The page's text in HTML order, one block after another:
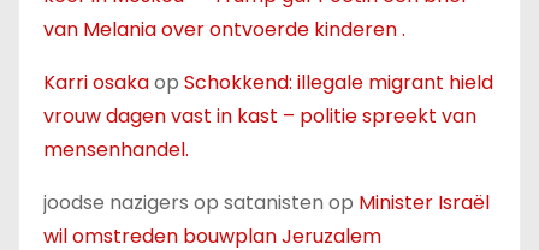
van Melania over ontvoerde kinderen .
Karri osakaop Schokkend: illegale migrant hield
vrouw dagen vast in kast – politie spreekt van
mensenhandel.
joodse nazigers op satanisten op Minister Israël
wil omstreden bouwplan Jeruzalem